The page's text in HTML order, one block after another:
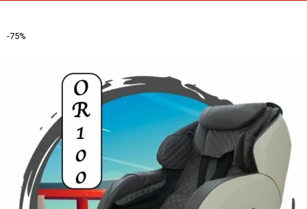
-75%